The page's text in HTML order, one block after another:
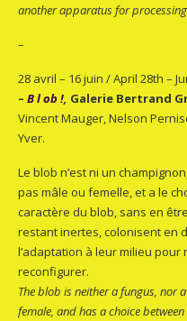
another apparatus for
–
28 avril – 16 juin / April 28th –
–B l ob !, Galerie Bertrand
Vincent Mauger, Nelson
Yver.
Le blob n’est ni un
pas mâle ou femelle, et a le
caractère du blob, sans en
restant inertes, colonisent en
l’adaptation à leur milieu pour
reconfigurer.
The blob is neither a fungus, nor
female, and has a choice